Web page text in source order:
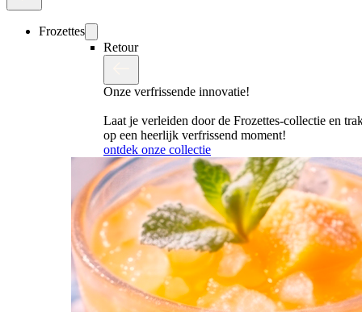
Frozettes
Retour
Onze verfrissende innovatie!
Laat je verleiden door de Frozettes-collectie en
op een heerlijk verfrissend moment!
ontdek onze collectie